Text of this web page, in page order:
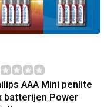
AAA Mini penlite
batterijen Power